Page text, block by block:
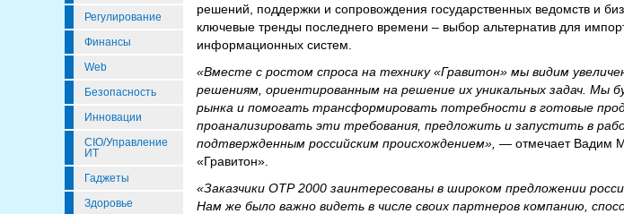
Регулирование
Финансы
Web
Безопасность
Инновации
CIO/Управление
ИТ
Гаджеты
Здоровье
решений, поддержки и сопровождения государственных ведомств и
ключевые тренды последнего времени – выбор альтернатив для
информационных систем.
«Вместе с ростом спроса на технику «Гравитон» мы видим
решениям, ориентированным на решение их уникальных задач. Мы
рынка и помогать трансформировать потребности в готовые
проанализировать эти требования, предложить и запустить в
подтвержденным российским происхождением», — отмечает Вадим
«Гравитон».
«Заказчики ОТР 2000 заинтересованы в широком предложении
Нам же было важно видеть в числе своих партнеров компанию,